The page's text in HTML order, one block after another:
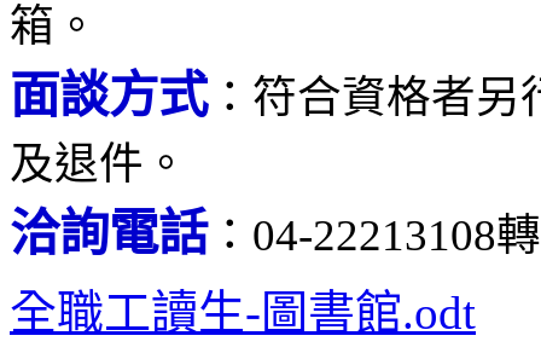
箱。
面談方式： 符合資格者另
及退件 。
洽詢電話：04-22213108
全職工讀生-圖書館.odt